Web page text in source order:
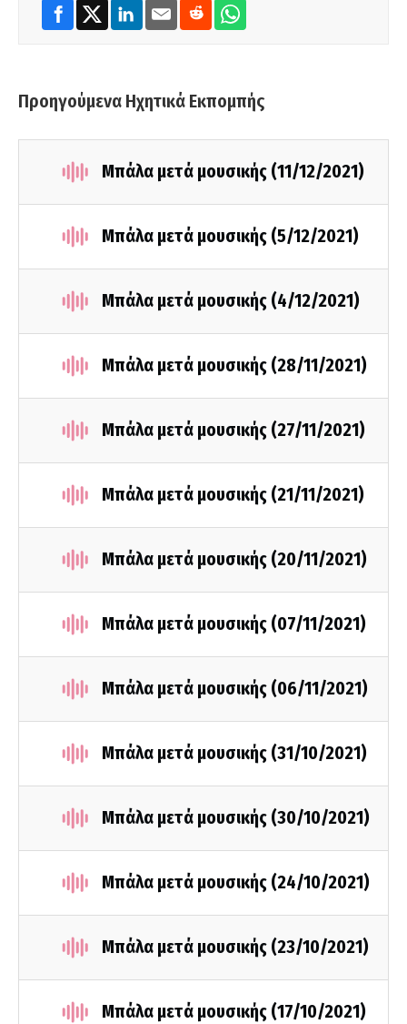
Προηγούμενα Ηχητικά Εκπομπής
Μπάλα μετά μουσικής (11/12/2021)
Μπάλα μετά μουσικής (5/12/2021)
Μπάλα μετά μουσικής (4/12/2021)
Μπάλα μετά μουσικής (28/11/2021)
Μπάλα μετά μουσικής (27/11/2021)
Μπάλα μετά μουσικής (21/11/2021)
Μπάλα μετά μουσικής (20/11/2021)
Μπάλα μετά μουσικής (07/11/2021)
Μπάλα μετά μουσικής (06/11/2021)
Μπάλα μετά μουσικής (31/10/2021)
Μπάλα μετά μουσικής (30/10/2021)
Μπάλα μετά μουσικής (24/10/2021)
Μπάλα μετά μουσικής (23/10/2021)
Μπάλα μετά μουσικής (17/10/2021)